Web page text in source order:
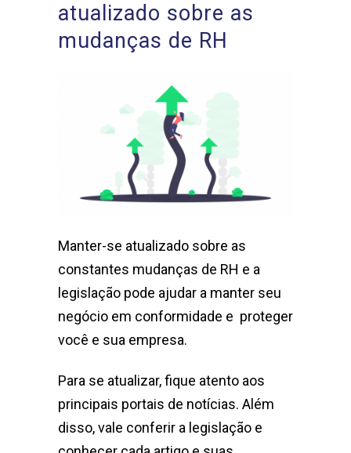
atualizado sobre as
mudanças de RH
Manter-se atualizado sobre as
constantes mudanças de RH e a
legislação pode ajudar a manter seu
negócio em conformidade e proteger
você e sua empresa.
Para se atualizar, fique atento aos
principais portais de notícias. Além
disso, vale conferir a legislação e